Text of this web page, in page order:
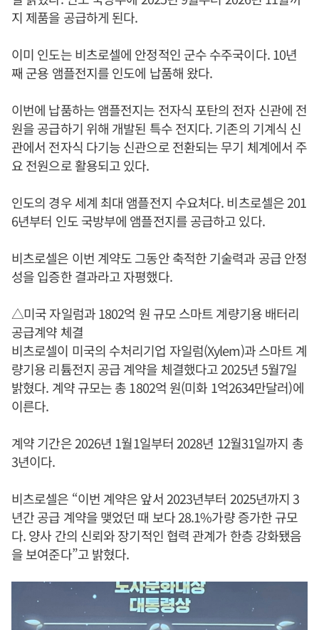
지 제품을 공급하게 된다.
이미 인도는 비츠로셀에 안정적인 군수 수주국이다. 10년
째 군용 앰플전지를 인도에 납품해 왔다.
이번에 납품하는 앰플전지는 전자식 포탄의 전자 신관에 전
원을 공급하기 위해 개발된 특수 전지다. 기존의 기계식 신
관에서 전자식 다기능 신관으로 전환되는 무기 체계에서 주
요 전원으로 활용되고 있다.
인도의 경우 세계 최대 앰플전지 수요처다. 비츠로셀은 201
6년부터 인도 국방부에 앰플전지를 공급하고 있다.
비츠로셀은 이번 계약도 그동안 축적한 기술력과 공급 안정
성을 입증한 결과라고 자평했다.
△미국 자일럼과 1802억 원 규모 스마트 계량기용 배터리
공급계약 체결
비츠로셀이 미국의 수처리기업 자일럼(Xylem)과 스마트 계
량기용 리튬전지 공급 계약을 체결했다고 2025년 5월7일
밝혔다. 계약 규모는 총 1802억 원(미화 1억2634만달러)에
이른다.
계약 기간은 2026년 1월1일부터 2028년 12월31일까지 총
3년이다.
비츠로셀은 “이번 계약은 앞서 2023년부터 2025년까지 3
년간 공급 계약을 맺었던 때 보다 28.1%가량 증가한 규모
다. 양사 간의 신뢰와 장기적인 협력 관계가 한층 강화됐음
을 보여준다”고 밝혔다.